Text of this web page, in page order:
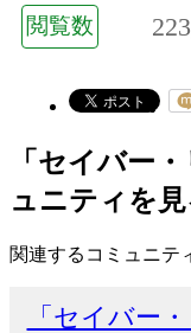
閲覧数
「セイバー
ュニティを見
関連するコミュニテ
「セイバー